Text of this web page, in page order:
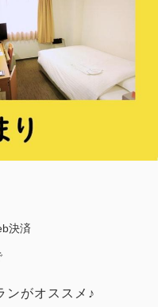
決済
ンがオススメ♪